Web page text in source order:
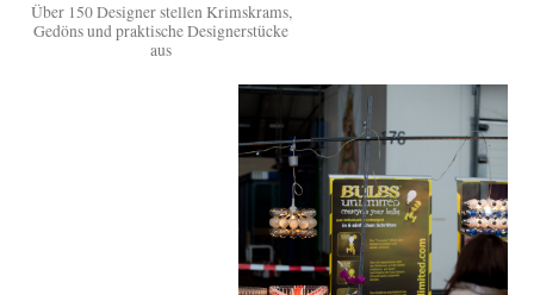
Über 150 Designer stellen Krimskrams,
Gedöns und praktische Designerstücke
aus